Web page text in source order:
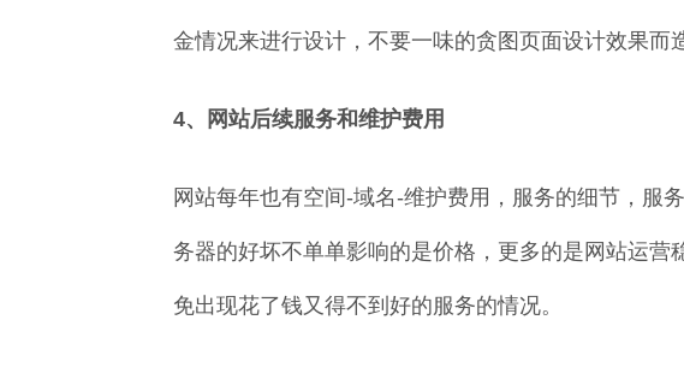
金情况来进行设计，不要一味的贪图页面设计效果而
4、网站后续服务和维护费用
网站每年也有空间-域名-维护费用，服务的细节，服
务器的好坏不单单影响的是价格，更多的是网站运
免出现花了钱又得不到好的服务的情况。